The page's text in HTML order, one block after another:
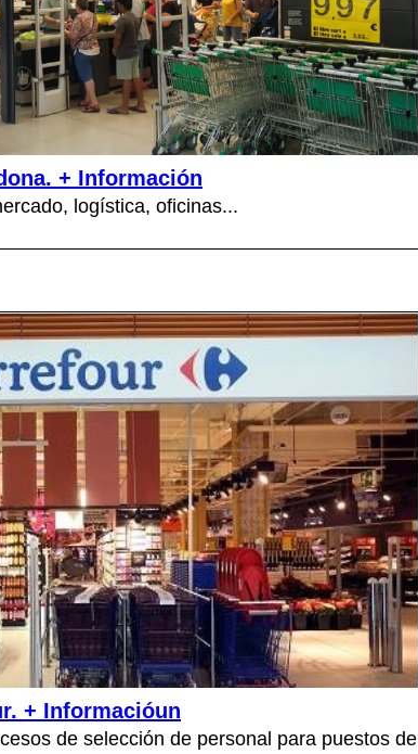
+ Información
logística, oficinas...
+ Informacióun
de selección de personal para puestos de